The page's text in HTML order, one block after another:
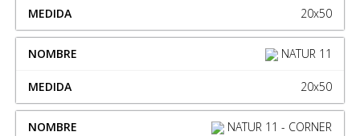
20x50
NATUR 11
20x50
NATUR 11 - CORNER